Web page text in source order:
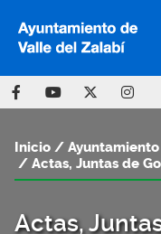
Actas,
Inicio
Ayuntamiento
Actas, Juntas de